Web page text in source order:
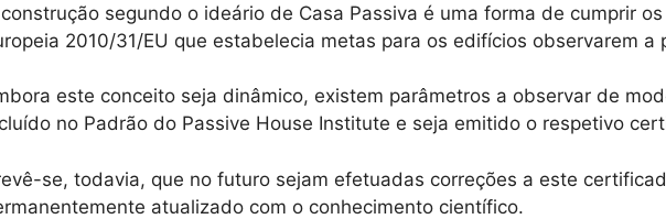
segundo o ideário de Casa Passiva é uma forma de cumprir
2010/31/EU que estabelecia metas para os edifícios observarem a
este conceito seja dinâmico, existem parâmetros a observar de
no Padrão do Passive House Institute e seja emitido o respetivo
se, todavia, que no futuro sejam efetuadas correções a este
atualizado com o conhecimento científico.